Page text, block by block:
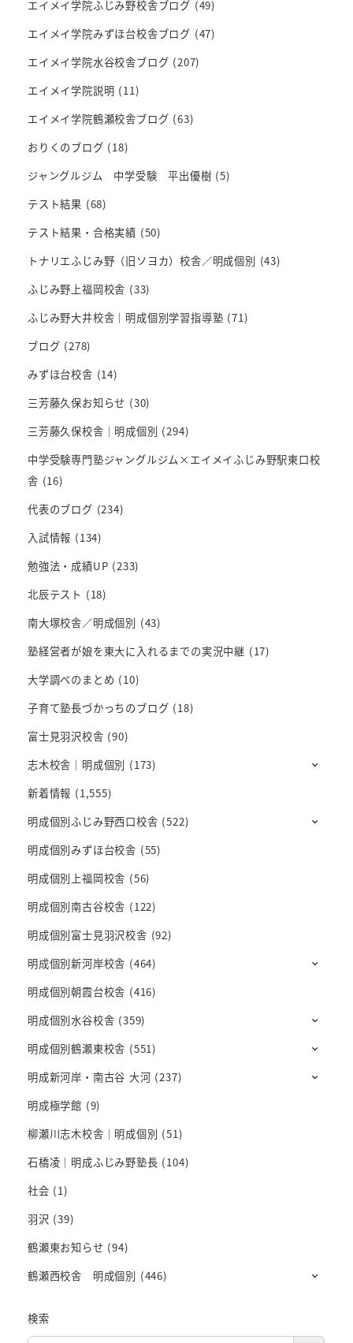
エイメイ学院ふじみ野校舎ブログ (49)
エイメイ学院みずほ台校舎ブログ (47)
エイメイ学院水谷校舎ブログ (207)
エイメイ学院説明 (11)
エイメイ学院鶴瀬校舎ブログ (63)
おりくのブログ (18)
ジャングルジム 中学受験 平出優樹 (5)
テスト結果 (68)
テスト結果・合格実績 (50)
トナリエふじみ野（旧ソヨカ）校舎／明成個別 (43)
ふじみ野上福岡校舎 (33)
ふじみ野大井校舎｜明成個別学習指導塾 (71)
ブログ (278)
みずほ台校舎 (14)
三芳藤久保お知らせ (30)
三芳藤久保校舎｜明成個別 (294)
中学受験専門塾ジャングルジム×エイメイふじみ野駅東口校
舎 (16)
代表のブログ (234)
入試情報 (134)
勉強法・成績UP (233)
北辰テスト (18)
南大塚校舎／明成個別 (43)
塾経営者が娘を東大に入れるまでの実況中継 (17)
大学調べのまとめ (10)
子育て塾長づかっちのブログ (18)
富士見羽沢校舎 (90)
志木校舎｜明成個別 (173)
新着情報 (1,555)
明成個別ふじみ野西口校舎 (522)
明成個別みずほ台校舎 (55)
明成個別上福岡校舎 (56)
明成個別南古谷校舎 (122)
明成個別富士見羽沢校舎 (92)
明成個別新河岸校舎 (464)
明成個別朝霞台校舎 (416)
明成個別水谷校舎 (359)
明成個別鶴瀬東校舎 (551)
明成新河岸・南古谷 大河 (237)
明成極学館 (9)
柳瀬川志木校舎｜明成個別 (51)
石橋凌｜明成ふじみ野塾長 (104)
社会 (1)
羽沢 (39)
鶴瀬東お知らせ (94)
鶴瀬西校舎 明成個別 (446)
検索